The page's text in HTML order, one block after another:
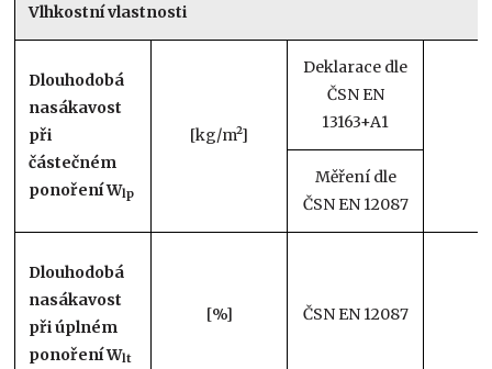
Vlhkostní vlastnosti
Dlouhodobá
nasákavost
při
částečném
ponoření Wlp
[kg/m²]
Deklarace dle
ČSN EN
13163+A1
Měření dle
ČSN EN 12087
Dlouhodobá
nasákavost
při úplném
ponoření Wlt
[%] ČSN EN 12087